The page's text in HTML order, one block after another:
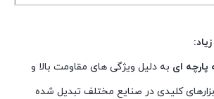
ای به دلیل ویژگی های مقاومت بالا و
کلیدی در صنایع مختلف تبدیل شده